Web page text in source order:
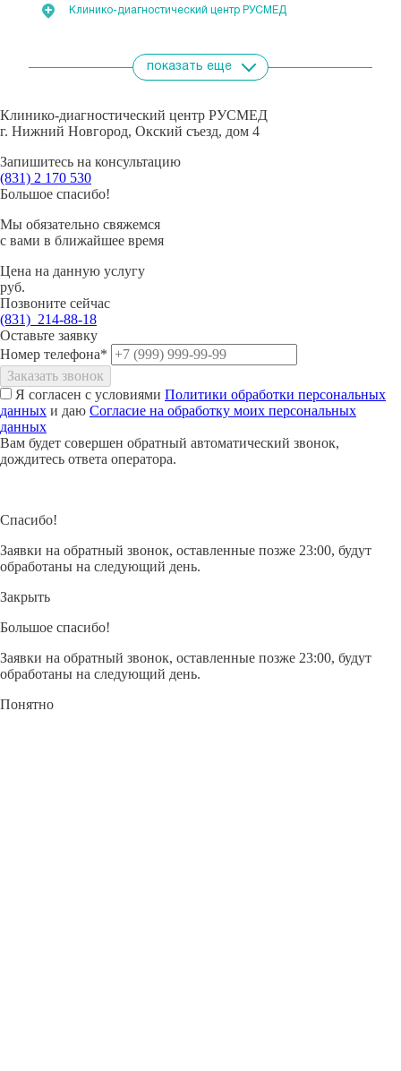
Клинико-диагностический центр РУСМЕД
Боронин Константин
Александрович
показать еще
Клинико-диагностический центр РУСМЕД
г. Нижний Новгород, Окский съезд, дом 4
Запишитесь на консультацию
(831) 2 170 530
Большое спасибо!
Мы обязательно свяжемся
с вами в ближайшее время
Цена на данную услугу
руб.
Позвоните сейчас
(831) 214-88-18
Оставьте заявку
Номер телефона*
Заказать звонок
Я согласен с условиями Политики обработки персональных
данных и даю Согласие на обработку моих персональных
данных
Вам будет совершен обратный автоматический звонок,
дождитесь ответа оператора.
Спасибо!
Заявки на обратный звонок, оставленные позже 23:00, будут
обработаны на следующий день.
Закрыть
Большое спасибо!
Заявки на обратный звонок, оставленные позже 23:00, будут
обработаны на следующий день.
Понятно